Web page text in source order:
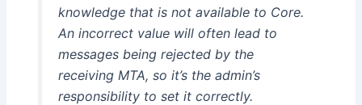
knowledge that is not available to Core.
An incorrect value will often lead to
messages being rejected by the
receiving MTA, so it’s the admin’s
responsibility to set it correctly.